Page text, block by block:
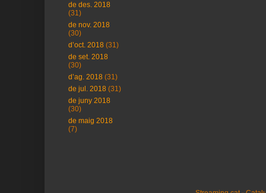
de des. 2018
(31)
de nov. 2018
(30)
d’oct. 2018 (31)
de set. 2018
(30)
d’ag. 2018 (31)
de jul. 2018 (31)
de juny 2018
(30)
de maig 2018
(7)